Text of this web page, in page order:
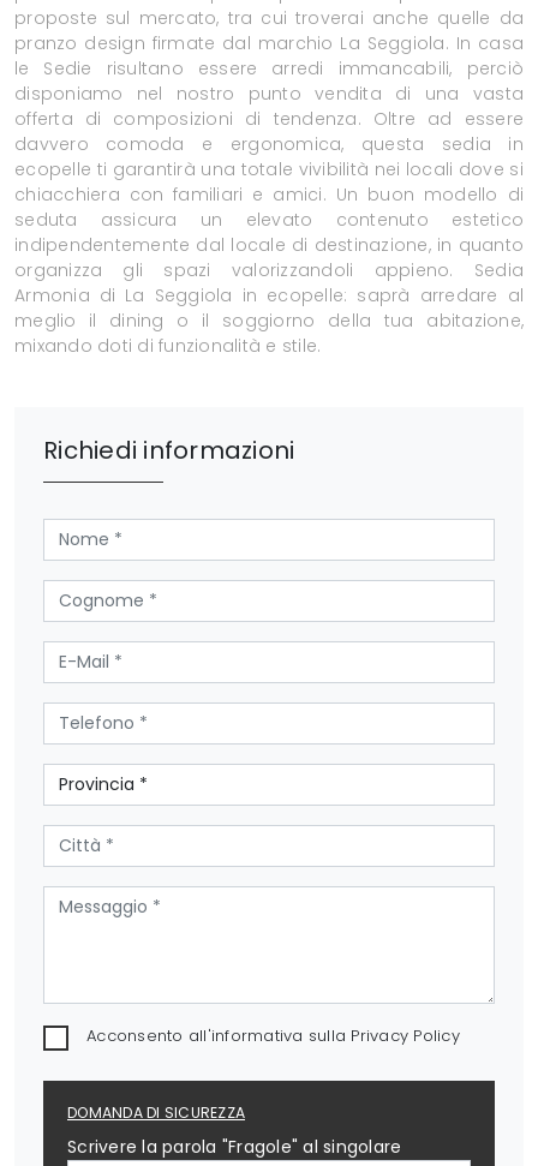
proposte sul mercato, tra cui troverai anche quelle da
pranzo design firmate dal marchio La Seggiola. In casa
le Sedie risultano essere arredi immancabili, perciò
disponiamo nel nostro punto vendita di una vasta
offerta di composizioni di tendenza. Oltre ad essere
davvero comoda e ergonomica, questa sedia in
ecopelle ti garantirà una totale vivibilità nei locali dove si
chiacchiera con familiari e amici. Un buon modello di
seduta assicura un elevato contenuto estetico
indipendentemente dal locale di destinazione, in quanto
organizza gli spazi valorizzandoli appieno. Sedia
Armonia di La Seggiola in ecopelle: saprà arredare al
meglio il dining o il soggiorno della tua abitazione,
mixando doti di funzionalità e stile.
Richiedi informazioni
Acconsento all'informativa sulla Privacy Policy
DOMANDA DI SICUREZZA
Scrivere la parola "Fragole" al singolare